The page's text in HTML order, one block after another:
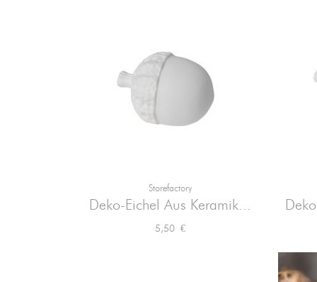
Storefactory
Deko-Eichel Aus Keramik...
Preis
5,50 €
Vorschau